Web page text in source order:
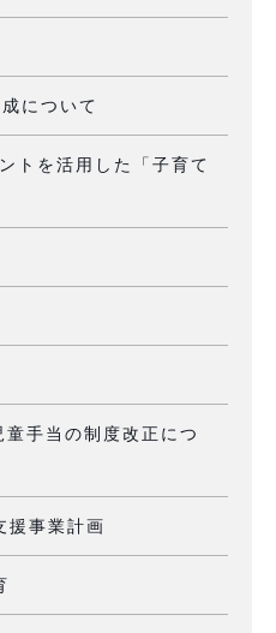
について
トを活用した「子育て
手当の制度改正につ
援事業計画